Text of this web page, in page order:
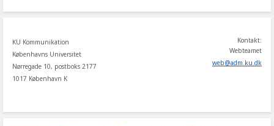
KU Kommunikation
Københavns Universitet
Nørregade 10, postboks 2177
1017 København K
Kontakt:
Webteamet
web@adm.ku.dk